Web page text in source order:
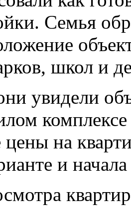
Семья
школ и
увидели
комплексе
на
и